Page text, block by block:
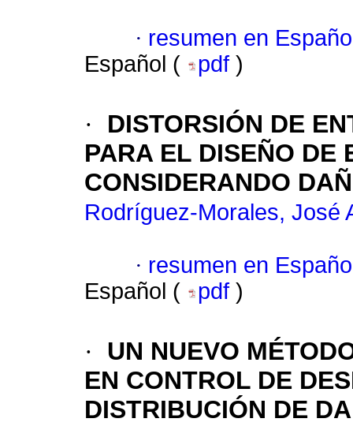
· resumen en
Español (
pdf )
·
DISTORSIÓN DE
PARA EL DISEÑO DE
CONSIDERANDO
Rodríguez-Morales, José
· resumen en
Español (
pdf )
·
UN NUEVO
EN CONTROL DE
DISTRIBUCIÓN DE